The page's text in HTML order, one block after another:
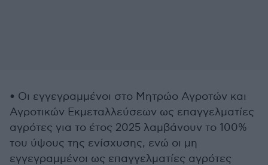
• Οι εγγεγραμμένοι στο Μητρώο Αγροτών και
Αγροτικών Εκμεταλλεύσεων ως επαγγελματίες
αγρότες για το έτος 2025 λαμβάνουν το 100%
του ύψους της ενίσχυσης, ενώ οι μη
εγγεγραμμένοι ως επαγγελματίες αγρότες